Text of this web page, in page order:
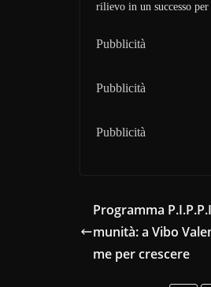
rilievo in un successo
Pubblicità
Pubblicità
Pubblicità
Programma
munità: a Vibo
me per crescere